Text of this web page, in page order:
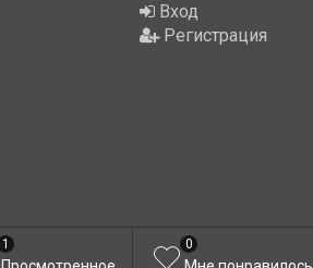
Вход
Регистрация
1 0